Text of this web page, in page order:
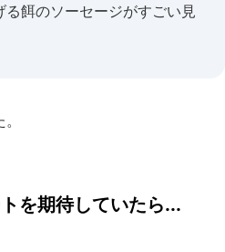
餌のソーセージがすごい見
を期待していたら...